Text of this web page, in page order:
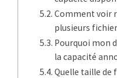
Comment voir
plusieurs
Pourquoi mon
la capacité
Quelle taille de